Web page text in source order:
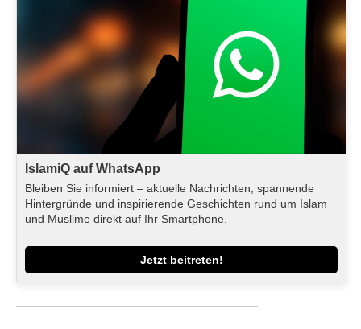
IslamiQ auf WhatsApp
Bleiben Sie informiert – aktuelle Nachrichten, spannende
Hintergründe und inspirierende Geschichten rund um Islam
und Muslime direkt auf Ihr Smartphone.
Jetzt beitreten!